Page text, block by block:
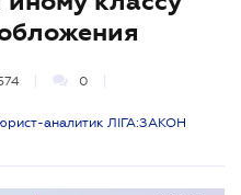
0
аналитик ЛІГА:ЗАКОН